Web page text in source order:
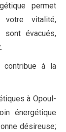
permet
votre vitalité,
sont évacués,
contribue à la
à Opoul-
énergétique
désireuse;